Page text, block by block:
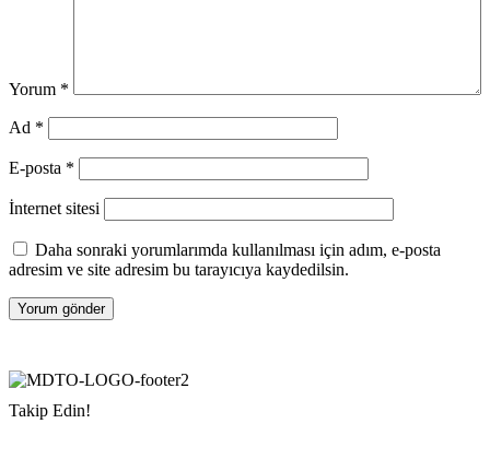
Yorum *
Ad *
E-posta *
İnternet sitesi
Daha sonraki yorumlarımda kullanılması için adım, e-posta
adresim ve site adresim bu tarayıcıya kaydedilsin.
Takip Edin!